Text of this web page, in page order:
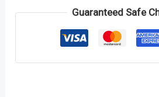
Guaranteed Safe